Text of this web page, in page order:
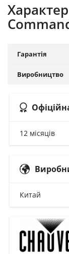
Гарантія
Виробництво
12 місяців
Китай